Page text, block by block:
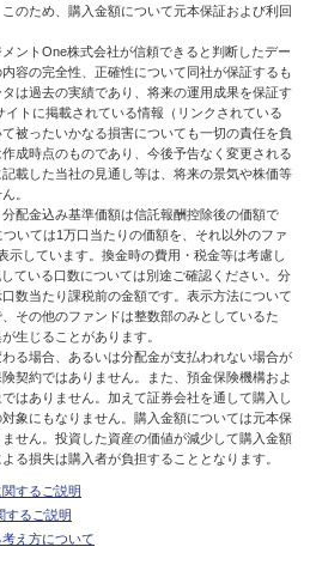
のため、購入金額について元本保証および利回
ントOne株式会社が信頼できると判断したデー
容の完全性、正確性について同社が保証するも
は過去の実績であり、将来の運用成果を保証す
トに掲載されている情報（リンクされている
被ったいかなる損害についても一切の責任を負
成時点のものであり、今後予告なく変更される
載した当社の見通し等は、将来の景気や株価等
。
配金込み基準価額は信託報酬控除後の価額で
いては1万口当たりの価額を、それ以外のファ
示しています。換金時の費用・税金等は考慮し
ている口数については別途ご確認ください。分
数当たり課税前の金額です。表示方法について
その他のファンドは整数部のみとしているた
生じることがあります。
る場合、あるいは分配金が支払われない場合が
契約ではありません。また、預金保険機構およ
はありません。加えて証券会社を通して購入し
象にもなりません。購入金額については元本保
せん。投資した資産の価値が減少して購入金額
る損失は購入者が負担することとなります。
するご説明
するご説明
え方について